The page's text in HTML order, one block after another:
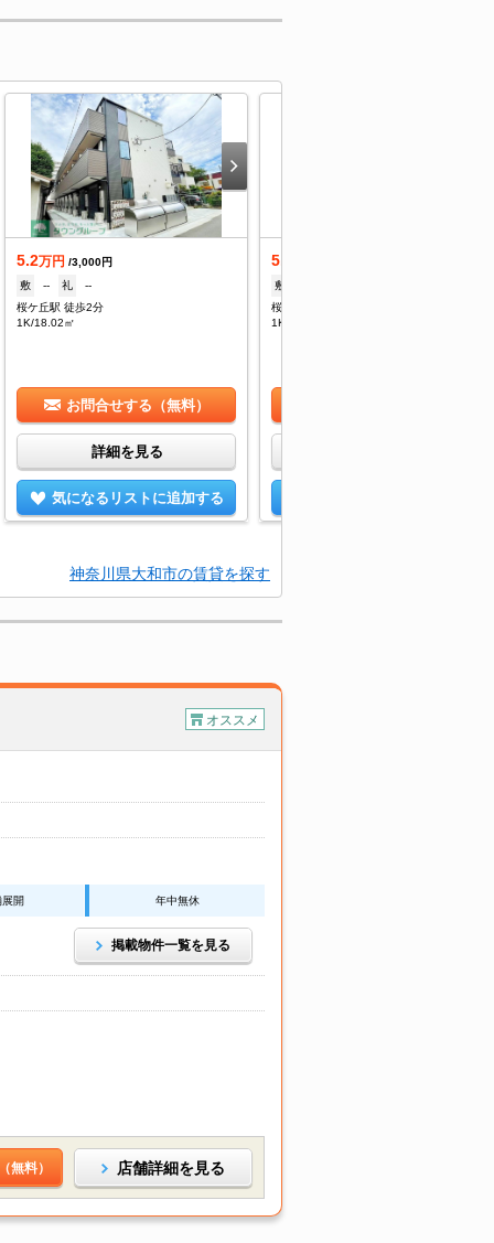
5.2万円 /3,000円
敷
-- 礼
--
桜ケ丘駅 徒歩2分
1K/18.02㎡
お問合せする（無料）
詳細を見る
気になるリストに追加する
5.2
敷
桜ケ丘駅 徒歩2分
1K/18.02㎡
神奈川県大和市の賃貸を探す
オススメ
展開 年中無休
掲載物件一覧を見る
無料） 店舗詳細を見る